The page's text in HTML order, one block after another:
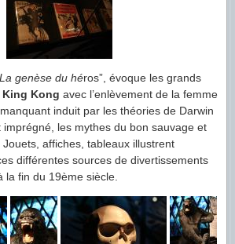
La genèse du héros”, évoque les grands
King Kong avec l’enlèvement de la femme
induit par les théories de Darwin
les mythes du bon sauvage et
Jouets, affiches, tableaux illustrent
différentes sources de divertissements
la fin du 19ème siècle.